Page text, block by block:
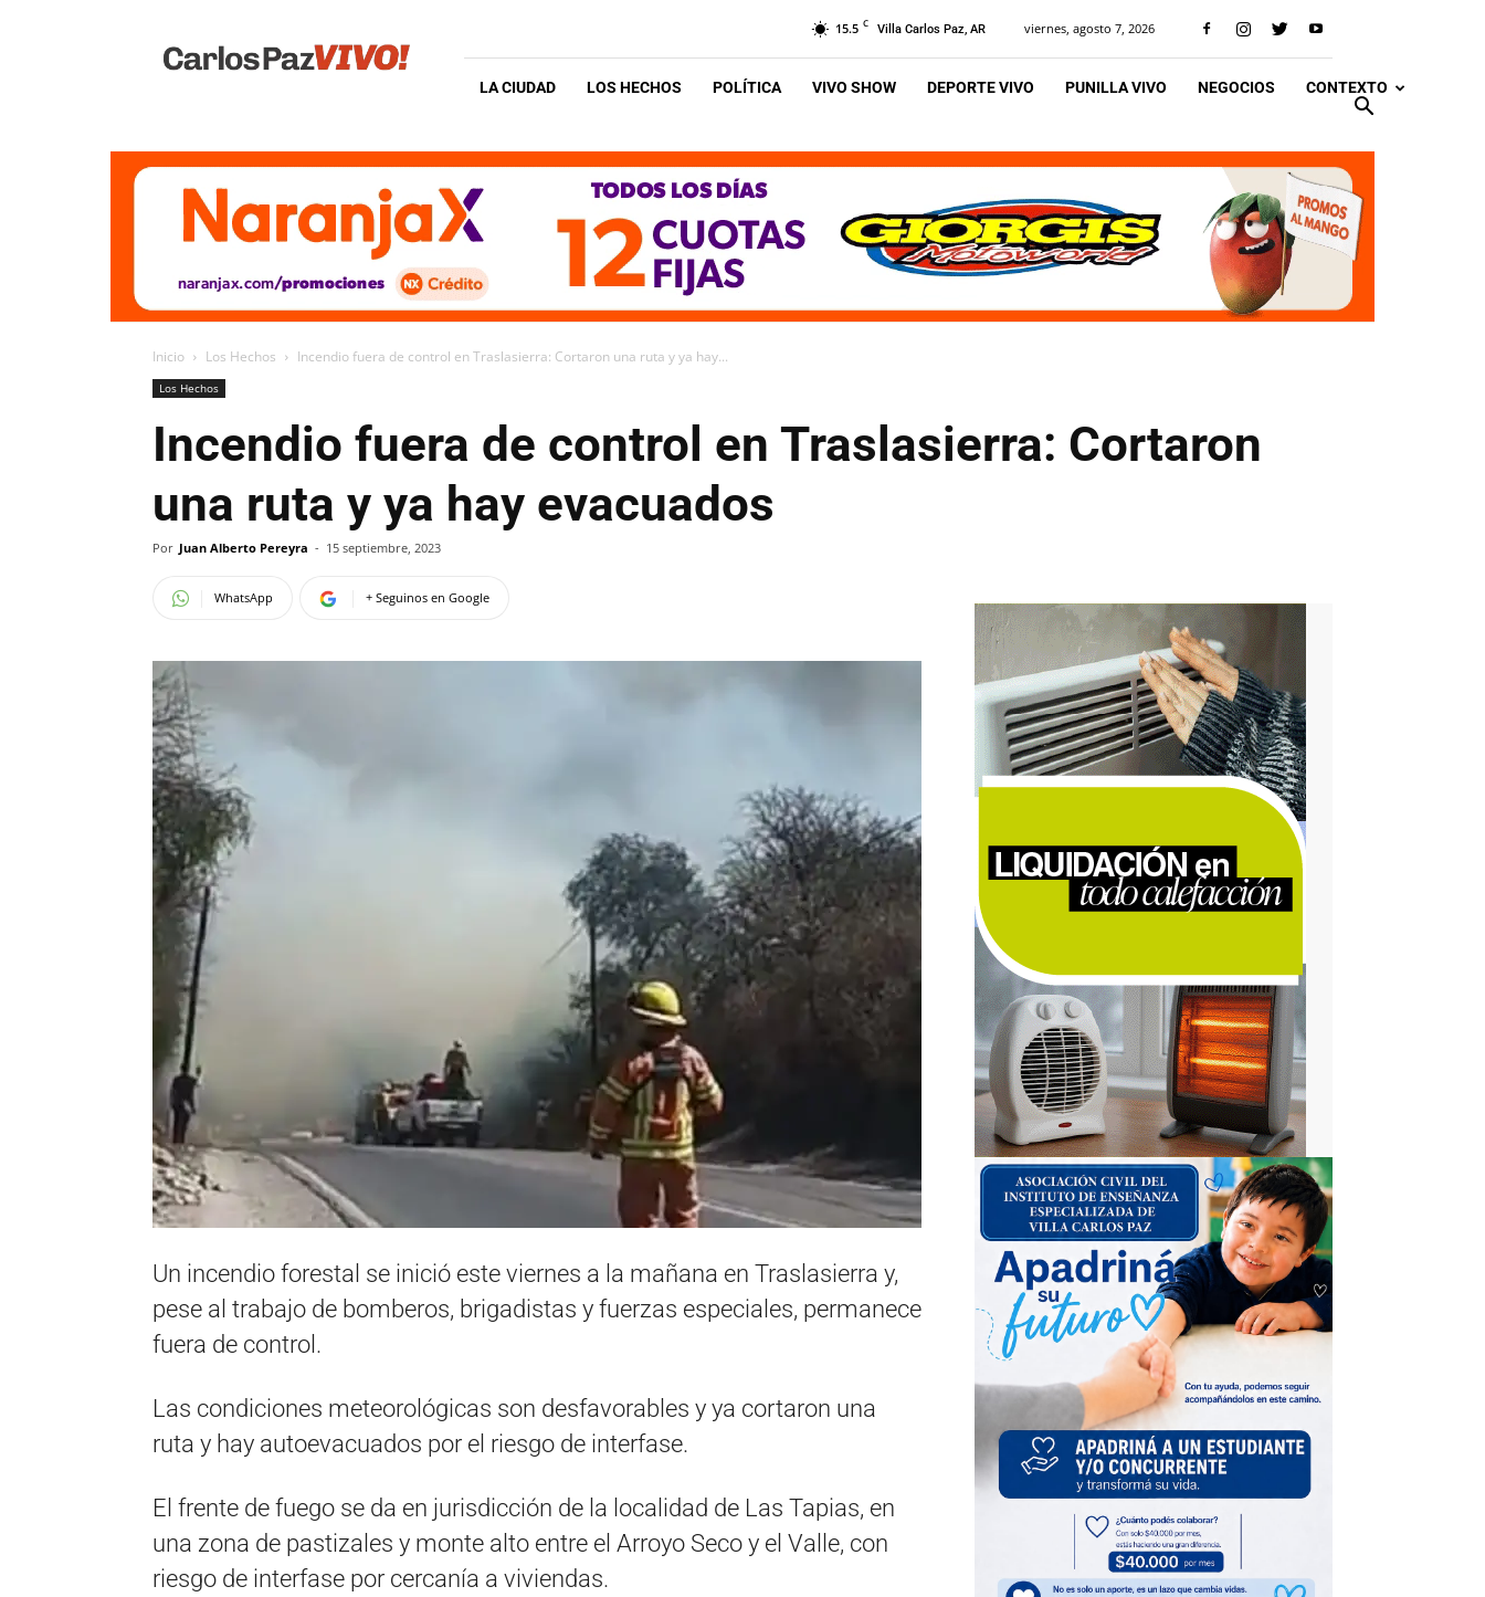
Vivo
15.5 C Villa Carlos Paz, AR viernes, agosto 7, 2026
LA CIUDAD LOS HECHOS POLÍTICA VIVO SHOW DEPORTE VIVO PUNILLA VIVO NEGOCIOS CONTEXTO
Inicio Los Hechos Incendio fuera de control en Traslasierra: Cortaron una ruta y ya hay...
Los Hechos
Incendio fuera de control en Traslasierra: Cortaron
una ruta y ya hay evacuados
Por Juan Alberto Pereyra - 15 septiembre, 2023
WhatsApp + Seguinos en Google
Un incendio forestal se inició este viernes a la mañana en Traslasierra y,
pese al trabajo de bomberos, brigadistas y fuerzas especiales, permanece
fuera de control.
Las condiciones meteorológicas son desfavorables y ya cortaron una
ruta y hay autoevacuados por el riesgo de interfase.
El frente de fuego se da en jurisdicción de la localidad de Las Tapias, en
una zona de pastizales y monte alto entre el Arroyo Seco y el Valle, con
riesgo de interfase por cercanía a viviendas.